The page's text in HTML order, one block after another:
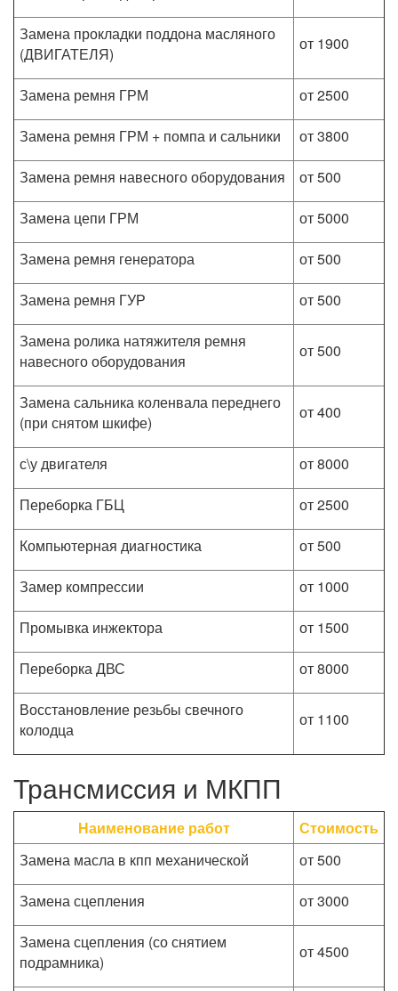
Замена прокладки поддона масляного
(ДВИГАТЕЛЯ)
от 1900
Замена ремня ГРМ
от 2500
Замена ремня ГРМ + помпа и сальники
от 3800
Замена ремня навесного оборудования
от 500
Замена цепи ГРМ
от 5000
Замена ремня генератора
от 500
Замена ремня ГУР
от 500
Замена ролика натяжителя ремня
навесного оборудования
от 500
Замена сальника коленвала переднего
(при снятом шкифе)
от 400
с\у двигателя
от 8000
Переборка ГБЦ
от 2500
Компьютерная диагностика
от 500
Замер компрессии
от 1000
Промывка инжектора
от 1500
Переборка ДВС
от 8000
Восстановление резьбы свечного
колодца
от 1100
Трансмиссия и МКПП
Наименование работ
Стоимость
Замена масла в кпп механической
от 500
Замена сцепления
от 3000
Замена сцепления (со снятием
подрамника)
от 4500